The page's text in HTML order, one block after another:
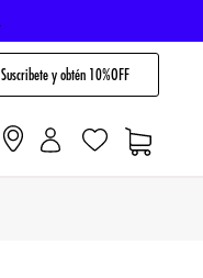
Suscribete y obtén 10%OFF